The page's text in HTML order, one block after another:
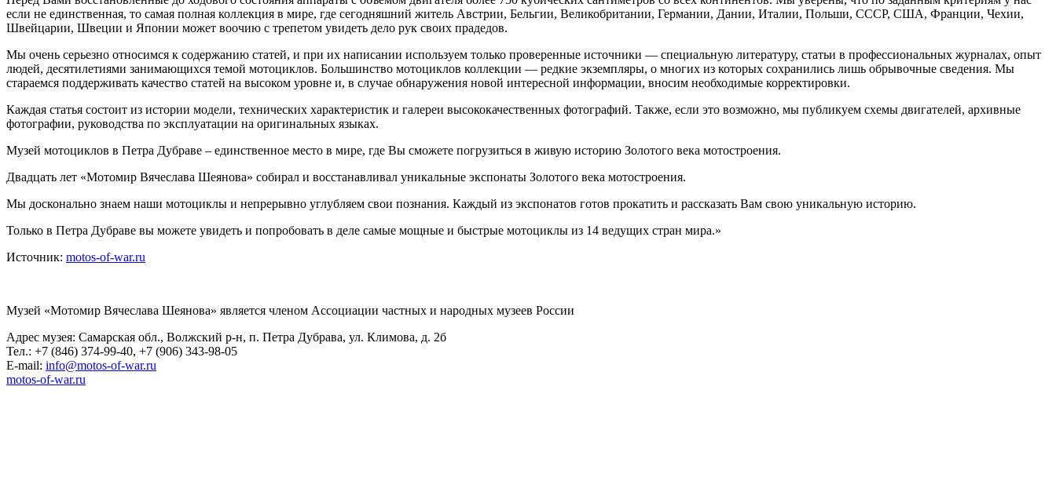
если не единственная, то самая полная коллекция в мире, где сегодняшний житель Австрии, Бельгии, Великобритании, Германии, Дании, Италии, Польши, СССР, США, Франции, Чехии,
Швейцарии, Швеции и Японии может воочию с трепетом увидеть дело рук своих прадедов.
Мы очень серьезно относимся к содержанию статей, и при их написании используем только проверенные источники — специальную литературу, статьи в профессиональных журналах, опыт
людей, десятилетиями занимающихся темой мотоциклов. Большинство мотоциклов коллекции — редкие экземпляры, о многих из которых сохранились лишь обрывочные сведения. Мы
стараемся поддерживать качество статей на высоком уровне и, в случае обнаружения новой интересной информации, вносим необходимые корректировки.
Каждая статья состоит из истории модели, технических характеристик и галереи высококачественных фотографий. Также, если это возможно, мы публикуем схемы двигателей, архивные
фотографии, руководства по эксплуатации на оригинальных языках.
Музей мотоциклов в Петра Дубраве – единственное место в мире, где Вы сможете погрузиться в живую историю Золотого века мотостроения.
Двадцать лет «Мотомир Вячеслава Шеянова» собирал и восстанавливал уникальные экспонаты Золотого века мотостроения.
Мы досконально знаем наши мотоциклы и непрерывно углубляем свои познания. Каждый из экспонатов готов прокатить и рассказать Вам свою уникальную историю.
Только в Петра Дубраве вы можете увидеть и попробовать в деле самые мощные и быстрые мотоциклы из 14 ведущих стран мира.»
Источник: motos-of-war.ru
Музей «Мотомир Вячеслава Шеянова» является членом Ассоциации частных и народных музеев России
Адрес музея: Самарская обл., Волжский р-н, п. Петра Дубрава, ул. Климова, д. 2б
Тел.: +7 (846) 374-99-40, +7 (906) 343-98-05
E-mail: info@motos-of-war.ru
motos-of-war.ru